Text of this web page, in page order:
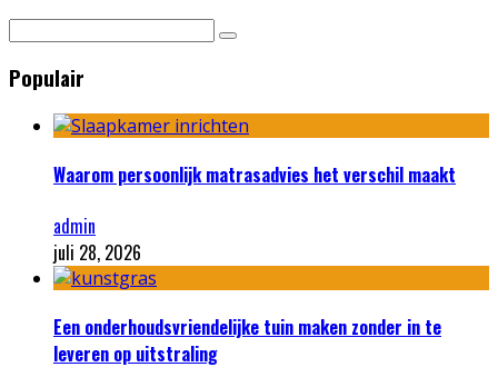
Populair
Waarom persoonlijk matrasadvies het verschil maakt
admin
juli 28, 2026
Een onderhoudsvriendelijke tuin maken zonder in te
leveren op uitstraling